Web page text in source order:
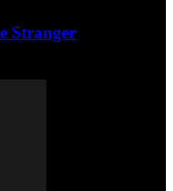
Stranger